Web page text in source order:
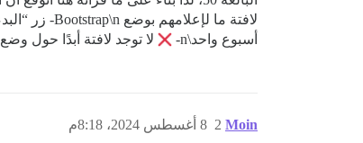
لافتة ما لإعلامهم بوضع Bootstrap\n- زر “البدء” في الرأس\n\nكمسؤول، أرى:\n-
أسبوع واحد\n-
لا توجد لافتة أبدًا حول وضع Bootstrap\n-
Moin 8 أغسطس 2024، 8:18م 2